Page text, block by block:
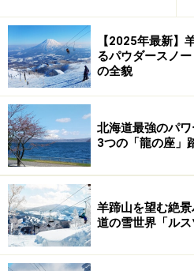
元祖 湯元館
▼周辺情報：絶景→国の有形
チ橋｜土産→ しんむら牧場
■川湯温泉あし湯
硫黄が香る温泉らしい温泉を
酸性硫黄泉が注いでいます。
の道中にどうぞ。[無料]
【2025年最新】
るパウダースノー
の全貌
北海道最強のパワ
3つの「龍の座」
羊蹄山を望む絶
道の雪世界「ル